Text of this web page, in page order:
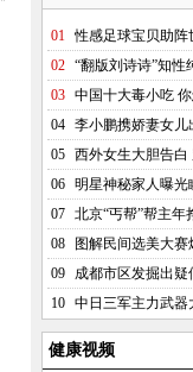
01 性感足球宝贝助阵
02 “翻版刘诗诗”知性
03 中国十大毒小吃
04 李小鹏携娇妻女儿
05 西外女生大胆告
06 明星神秘家人曝光
07 北京“丐帮”帮主年
08
图解民间选美大
09
成都市区发掘出疑
10 中日三军主力武器
健康视频